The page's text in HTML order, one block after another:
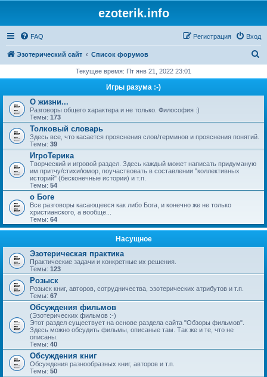
ezoterik.info
FAQ Вход
Регистрация
Эзотерический сайт Список форумов
с
Текущее время: Пт янв 21, 2022 23:01
Игры разума :-)
О жизни...
Разговоры общего характера и не только. Философия :)
Темы: 173
Толковый словарь
Здесь все, что касается прояснения слов/терминов и прояснения понятий.
Темы: 39
ИгроТерика
Творческий и игровой раздел. Здесь каждый может написать придуманую
им притчу/стихи/юмор, поучаствовать в составлении "коллективных
историй" (бесконечные истории) и т.п.
Темы: 54
о Боге
Все разговоры касающееся как либо Бога, и конечно же не только
христианского, а вообще...
Темы: 64
Насущное
Эзотерическая практика
Практические задачи и конкретные их решения.
Темы: 123
Розыск
Розыск книг, авторов, сотрудничества, эзотерических атрибутов и т.п.
Темы: 67
Обсуждения фильмов
(Эзотерических фильмов :-)
Этот раздел существует на основе раздела сайта "Обзоры фильмов".
Здесь можно обсудить фильмы, описаные там. Так же и те, что не
описаны.
Темы: 40
Обсуждения книг
Обсуждения разнообразных книг, авторов и т.п.
Темы: 50